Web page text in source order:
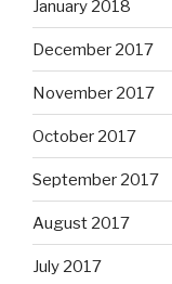
January 2018
December 2017
November 2017
October 2017
September 2017
August 2017
July 2017